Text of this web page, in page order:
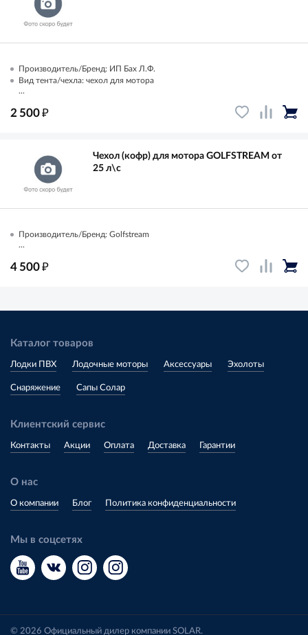
Производитель/Бренд: ИП Бах Л.Ф.
Вид тента/чехла: чехол для мотора
...
2 500₽
Чехол (кофр) для мотора GOLFSTREAM от
25 л\с
Производитель/Бренд: Golfstream
...
4 500₽
Каталог товаров
Лодки ПВХ Лодочные моторы Аксессуары Эхолоты
Снаряжение Сапы Солар
Клиентский сервис
Контакты Акции Оплата Доставка Гарантии
О нас
О компании Блог Политика конфиденциальности
Мы в соцсетях
© 2026 Официальный дилер компании SOLAR.